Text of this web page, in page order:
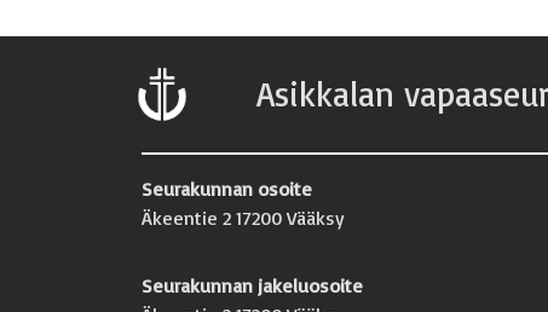
Asikkalan
Seurakunnan osoite
Äkeentie 2 17200 Vääksy
Seurakunnan jakeluosoite